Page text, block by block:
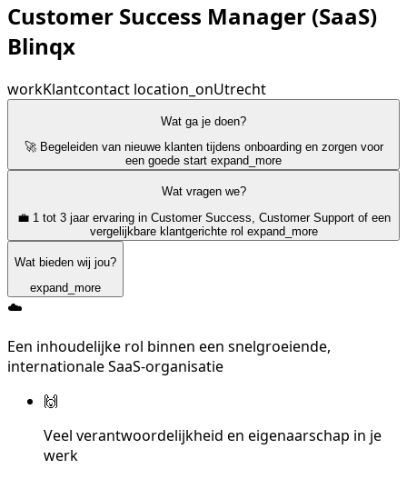
Customer Success Manager (SaaS)
Blinqx
workKlantcontact location_onUtrecht
Wat ga je doen?
🚀 Begeleiden van nieuwe klanten tijdens onboarding en zorgen voor
een goede start expand_more
Wat vragen we?
💼 1 tot 3 jaar ervaring in Customer Success, Customer Support of een
vergelijkbare klantgerichte rol expand_more
Wat bieden wij jou?
expand_more
☁️
Een inhoudelijke rol binnen een snelgroeiende,
internationale SaaS-organisatie
🙌
Veel verantwoordelijkheid en eigenaarschap in je
werk